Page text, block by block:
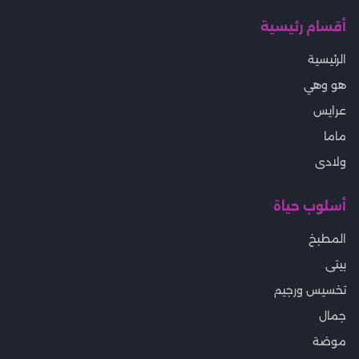
أقسام رئيسية
الرئيسية
هو وهي
عرايس
ماما
ولادى
أسلوب حياة
المطبخ
بيتى
تخسيس ورجيم
جمال
موضة